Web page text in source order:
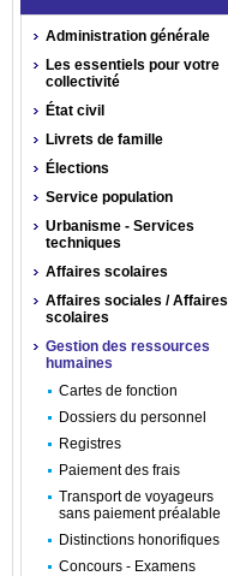
Administration générale
Les essentiels pour votre
collectivité
État civil
Livrets de famille
Élections
Service population
Urbanisme - Services
techniques
Affaires scolaires
Affaires sociales / Affaires
scolaires
Gestion des ressources
humaines
Cartes de fonction
Dossiers du personnel
Registres
Paiement des frais
Transport de voyageurs
sans paiement préalable
Distinctions honorifiques
Concours - Examens